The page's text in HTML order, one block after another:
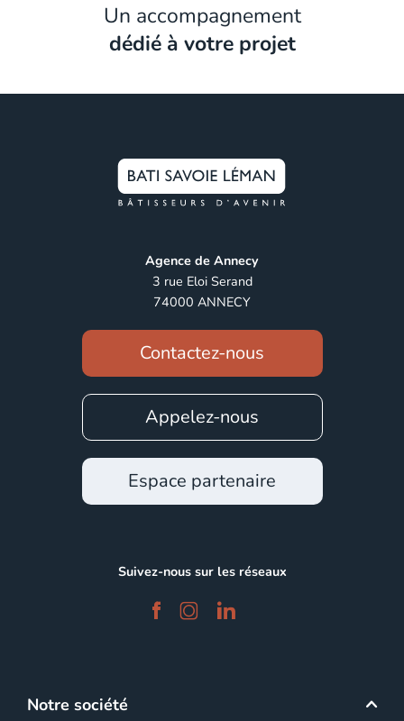
Un accompagnement
dédié à votre projet
Agence de Annecy
3 rue Eloi Serand
74000 ANNECY
Contactez-nous
Appelez-nous
Espace partenaire
Suivez-nous sur les réseaux
facebook instagram linkedin
Notre société